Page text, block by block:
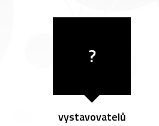
?
vystavovatelů